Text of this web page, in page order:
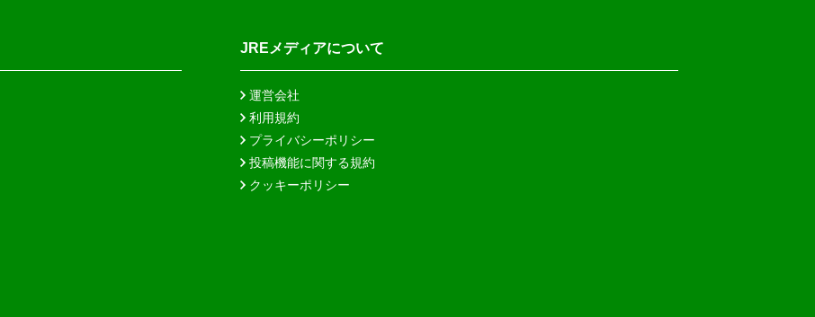
JREメディアについて
運営会社
利用規約
プライバシーポリシー
投稿機能に関する規約
クッキーポリシー